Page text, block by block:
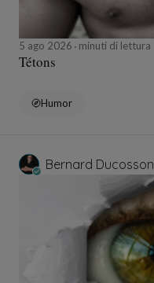
5 ago 2026 minuti di lettura
Tétons
Humor
Bernard Ducosson